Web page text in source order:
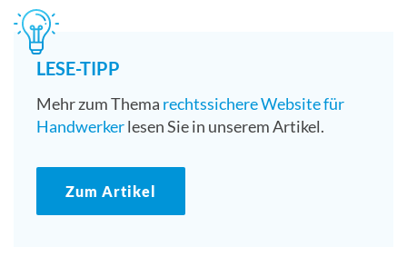
LESE-TIPP
Mehr zum Thema rechtssichere Website für
Handwerkerlesen Sie in unserem Artikel.
Zum Artikel